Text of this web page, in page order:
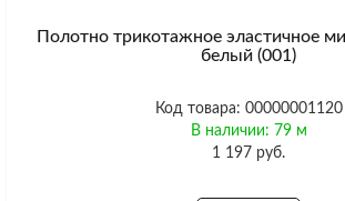
Полотно трикотажное эластичное
белый (001)
Код товара: 00000001120
В наличии: 79 м
1 197 руб.